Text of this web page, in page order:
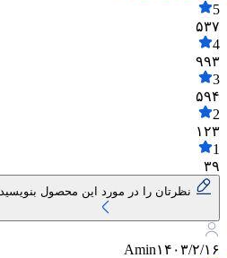
5
۵۳۷
4
۹۹۳
3
۵۹۴
2
۱۲۳
1
۳۹
نظرتان را در مورد این محصول بنویسید
Amin۱۴۰۳/۲/۱۶